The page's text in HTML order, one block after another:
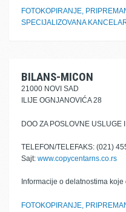
FOTOKOPIRANJE,
SPECIJALIZOVANA
BILANS-MICON
21000 NOVI SAD
ILIJE OGNJANOVIĆA 28
DOO ZA POSLOVNE USLUGE
TELEFON/TELEFAKS: (021)
Sajt: www.copycentarns.co.rs
Informacije o delatnostima
FOTOKOPIRANJE,